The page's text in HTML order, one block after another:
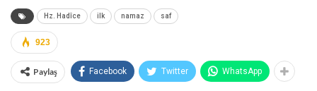
O’nun teskin edici cümleleriyle sükûnet bulacaktı. İmkân
nispetinde hep yanında bulunmaya çalışacak ve yoluna çıkacak
bütün mâniaları teker teker kaldırmaya gayret edecekti.
Hz. Hadîce ilk namaz saf
923
Paylaş Facebook Twitter WhatsApp